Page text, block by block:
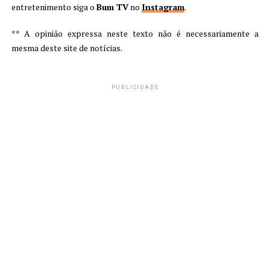
entretenimento siga o Bum TVno Instagram.
** A opinião expressa neste texto não é necessariamente a
mesma deste site de notícias.
PUBLICIDADE